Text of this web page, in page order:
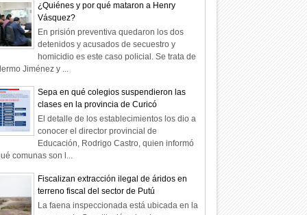
¿Quiénes y por qué mataron a Henry
Vásquez?
En prisión preventiva quedaron los dos
detenidos y acusados de secuestro y
homicidio es este caso policial. Se trata de
Jiménez y ...
Sepa en qué colegios suspendieron las
clases en la provincia de Curicó
El detalle de los establecimientos los dio a
conocer el director provincial de
Educación, Rodrigo Castro, quien informó
comunas son l...
Fiscalizan extracción ilegal de áridos en
terreno fiscal del sector de Putú
La faena inspeccionada está ubicada en la